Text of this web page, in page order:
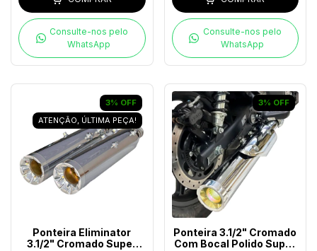
Consulte-nos pelo
WhatsApp
Consulte-nos pelo
WhatsApp
3% OFF
ATENÇÃO, ÚLTIMA PEÇA!
Ponteira Eliminator
3.1/2" Cromado Super
3% OFF
Ponteira 3.1/2" Cromado
Com Bocal Polido Super